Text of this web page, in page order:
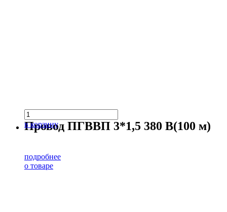
в корзину
Провод ПГВВП 3*1,5 380 В(100 м)
подробнее
о товаре